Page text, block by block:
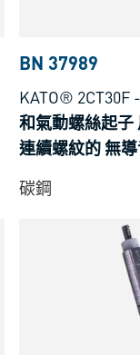
BN 37989
KATO® 2CT30F-
和氣動螺絲起子
連續螺紋的 無
碳鋼